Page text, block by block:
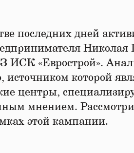
последних дней
ИСК «Еврострой».
которой
центры,
мнением.
этой кампании.